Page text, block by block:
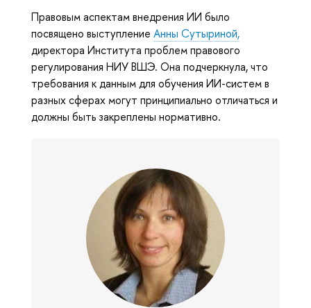
Правовым аспектам внедрения ИИ было
посвящено выступление Анны Сутыриной,
директора Института проблем правового
регулирования НИУ ВШЭ. Она подчеркнула, что
требования к данным для обучения ИИ-систем в
разных сферах могут принципиально отличаться и
должны быть закреплены нормативно.